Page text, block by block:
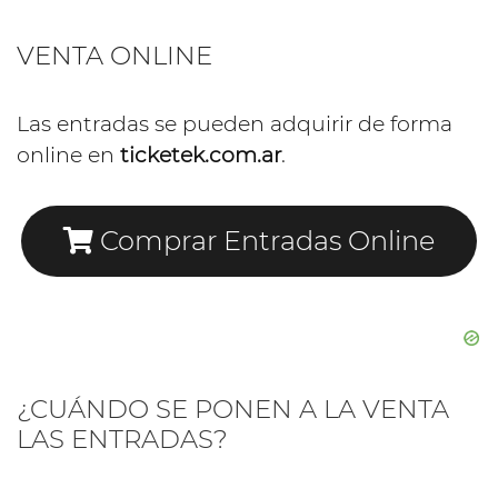
VENTA ONLINE
Las entradas se pueden adquirir de forma
online en ticketek.com.ar.
Comprar Entradas Online
¿CUÁNDO SE PONEN A LA VENTA
LAS ENTRADAS?